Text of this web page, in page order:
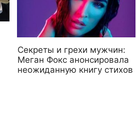
Секреты и грехи мужчин:
Меган Фокс анонсировала
неожиданную книгу стихов